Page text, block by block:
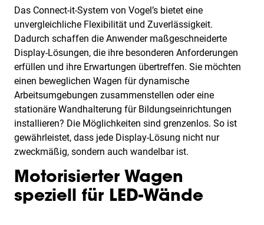
Das Connect-it-System von Vogel’s bietet eine
unvergleichliche Flexibilität und Zuverlässigkeit.
Dadurch schaffen die Anwender maßgeschneiderte
Display-Lösungen, die ihre besonderen Anforderungen
erfüllen und ihre Erwartungen übertreffen. Sie möchten
einen beweglichen Wagen für dynamische
Arbeitsumgebungen zusammenstellen oder eine
stationäre Wandhalterung für Bildungseinrichtungen
installieren? Die Möglichkeiten sind grenzenlos. So ist
gewährleistet, dass jede Display-Lösung nicht nur
zweckmäßig, sondern auch wandelbar ist.
Motorisierter Wagen
speziell für LED-Wände